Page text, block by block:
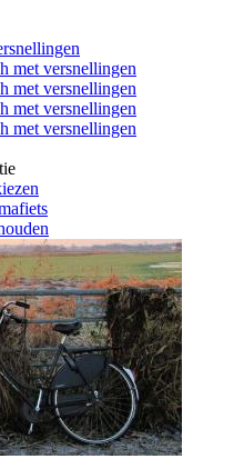
met versnellingen
met versnellingen
met versnellingen
met versnellingen